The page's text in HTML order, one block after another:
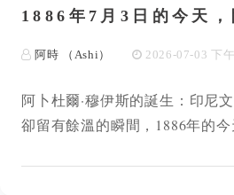
1886年7月3日的今天
阿時 （Ashi） 2026-07-03 下
阿卜杜爾·穆伊斯的誕生：印尼
卻留有餘溫的瞬間，1886年的